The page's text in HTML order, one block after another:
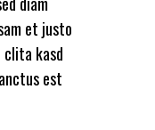
et justo
clita kasd
est